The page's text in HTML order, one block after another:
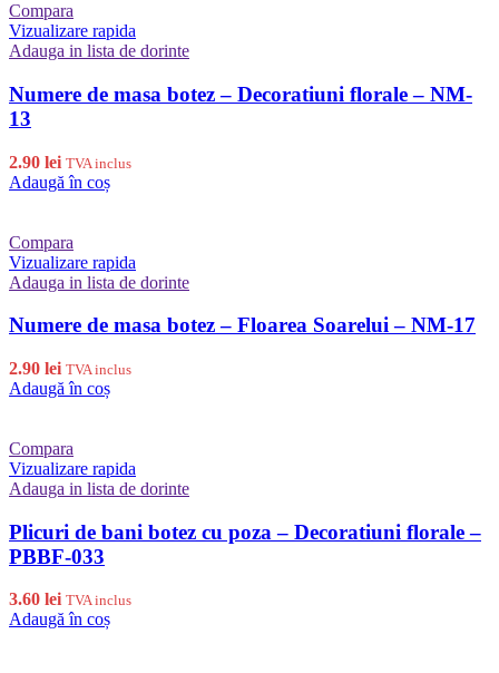
Compara
Vizualizare rapida
Adauga in lista de dorinte
Numere de masa botez – Decoratiuni florale – NM-
13
2.90 lei TVA inclus
Adaugă în coș
Compara
Vizualizare rapida
Adauga in lista de dorinte
Numere de masa botez – Floarea Soarelui – NM-17
2.90 lei TVA inclus
Adaugă în coș
Compara
Vizualizare rapida
Adauga in lista de dorinte
Plicuri de bani botez cu poza – Decoratiuni florale –
PBBF-033
3.60 lei TVA inclus
Adaugă în coș